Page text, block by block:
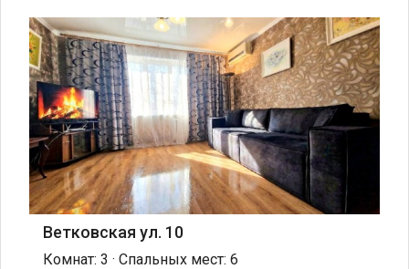
Ветковская ул. 10
Комнат: 3 · Спальных мест: 6